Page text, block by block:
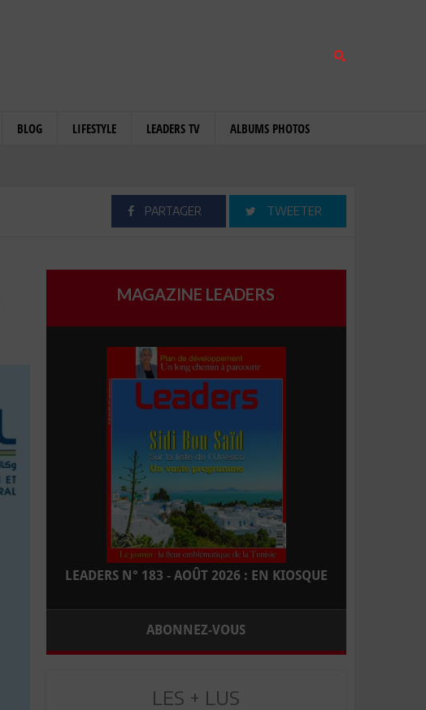
BLOG LIFESTYLE LEADERS TV ALBUMS PHOTOS
PARTAGER TWEETER
MAGAZINE LEADERS
LEADERS N° 183 - AOÛT 2026 : EN KIOSQUE
ABONNEZ-VOUS
LES + LUS